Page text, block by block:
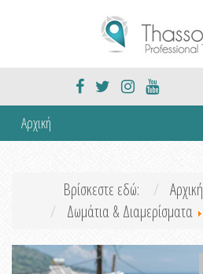
Αρχική
Βρίσκεστε εδώ: Αρχική
Δωμάτια & Διαμερίσματα